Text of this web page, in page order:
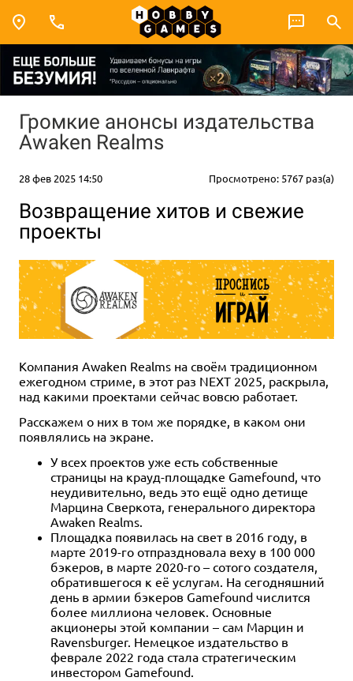
Громкие анонсы издательства
Awaken Realms
28 фев 2025 14:50 Просмотрено: 5767 раз(а)
Возвращение хитов и свежие
проекты
Компания Awaken Realms на своём традиционном
ежегодном стриме, в этот раз NEXT 2025, раскрыла,
над какими проектами сейчас вовсю работает.
Расскажем о них в том же порядке, в каком они
появлялись на экране.
У всех проектов уже есть собственные
страницы на крауд-площадке Gamefound, что
неудивительно, ведь это ещё одно детище
Марцина Сверкота, генерального директора
Awaken Realms.
Площадка появилась на свет в 2016 году, в
марте 2019-го отпраздновала веху в 100 000
бэкеров, в марте 2020-го – сотого создателя,
обратившегося к её услугам. На сегодняшний
день в армии бэкеров Gamefound числится
более миллиона человек. Основные
акционеры этой компании – сам Марцин и
Ravensburger. Немецкое издательство в
феврале 2022 года стала стратегическим
инвестором Gamefound.